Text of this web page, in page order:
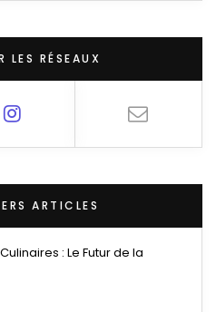
LES RÉSEAUX
ARTICLES
: Le Futur de la